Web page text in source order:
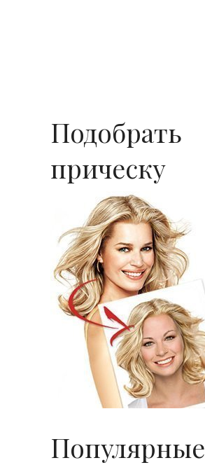
Подобрать
прическу
Популярные